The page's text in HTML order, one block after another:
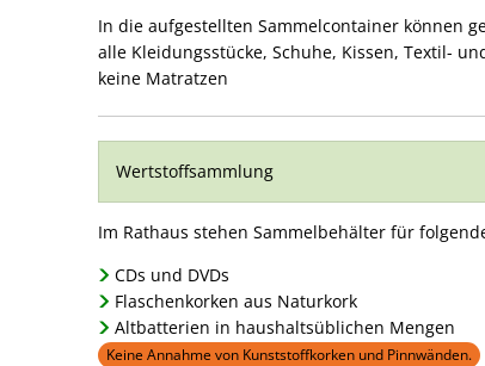
In die aufgestellten Sammelcontainer können
alle Kleidungsstücke, Schuhe, Kissen, Textil-
keine Matratzen
Wertstoffsammlung
Im Rathaus stehen Sammelbehälter für
CDs und DVDs
Flaschenkorken aus Naturkork
Altbatterien in haushaltsüblichen Mengen
Keine Annahme von Kunststoffkorken und Pinnwänden.